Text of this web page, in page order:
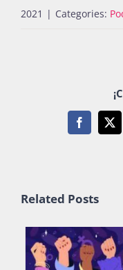
2021 | Categories:
Facebook
X
Related Posts